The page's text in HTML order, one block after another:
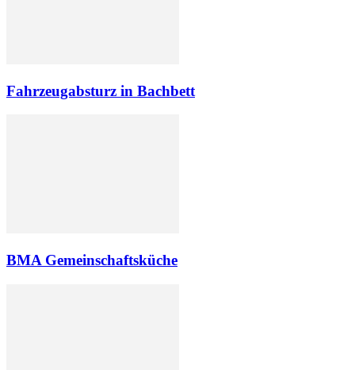
Fahrzeugabsturz in Bachbett
BMA Gemeinschaftsküche